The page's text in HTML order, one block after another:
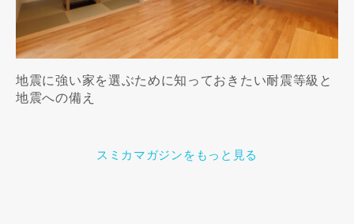
地震に強い家を選ぶために知っておきたい耐震等級と
地震への備え
スミカマガジンをもっと見る